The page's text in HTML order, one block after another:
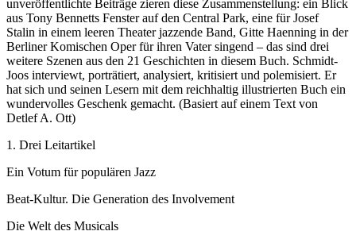
unveröffentlichte Beiträge zieren diese Zusammenstellung: ein Blick
aus Tony Bennetts Fenster auf den Central Park, eine für Josef
Stalin in einem leeren Theater jazzende Band, Gitte Haenning in der
Berliner Komischen Oper für ihren Vater singend – das sind drei
weitere Szenen aus den 21 Geschichten in diesem Buch. Schmidt-
Joos interviewt, porträtiert, analysiert, kritisiert und polemisiert. Er
hat sich und seinen Lesern mit dem reichhaltig illustrierten Buch ein
wundervolles Geschenk gemacht. (Basiert auf einem Text von
Detlef A. Ott)
1. Drei Leitartikel
Ein Votum für populären Jazz
Beat-Kultur. Die Generation des Involvement
Die Welt des Musicals